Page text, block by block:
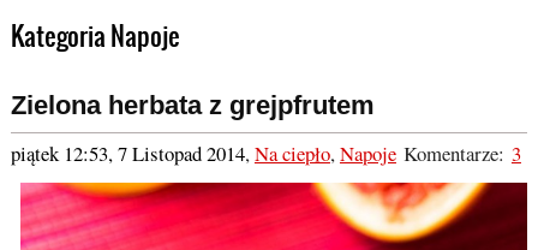
Kategoria Napoje
Zielona herbata z grejpfrutem
piątek 12:53, 7 Listopad 2014,Na ciepło,NapojeKomentarze: 3